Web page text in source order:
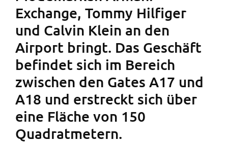
Exchange, Tommy Hilfiger
und Calvin Klein an den
Airport bringt. Das Geschäft
befindet sich im Bereich
zwischen den Gates A17 und
A18 und erstreckt sich über
eine Fläche von 150
Quadratmetern.